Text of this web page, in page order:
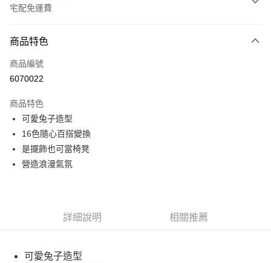
宅配免運費
信用卡一次付款
LINE Pay
悠遊付
Google Pay
全盈+PAY
商品特色
商品編號
6070022
商品特色
可愛兔子造型
16色隨心百搭變換
是擺飾也可當椅凳
營造浪漫氣氛
詳細說明 相關推薦
可愛兔子造型